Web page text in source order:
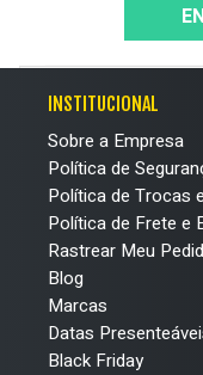
INSTITUCIONAL
Sobre a Empresa
Política de
Política de Trocas
Política de Frete e
Rastrear Meu
Blog
Marcas
Datas
Black Friday